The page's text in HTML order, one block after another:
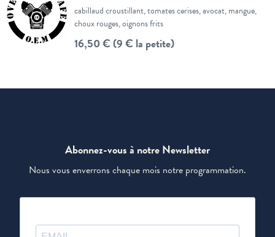
cabillaud croustillant, tomates cerises, avocat, mangue,
choux rouges, oignons frits
16,50 € (9 € la petite)
Abonnez-vous à notre Newsletter
Nous vous enverrons chaque mois notre programmation.